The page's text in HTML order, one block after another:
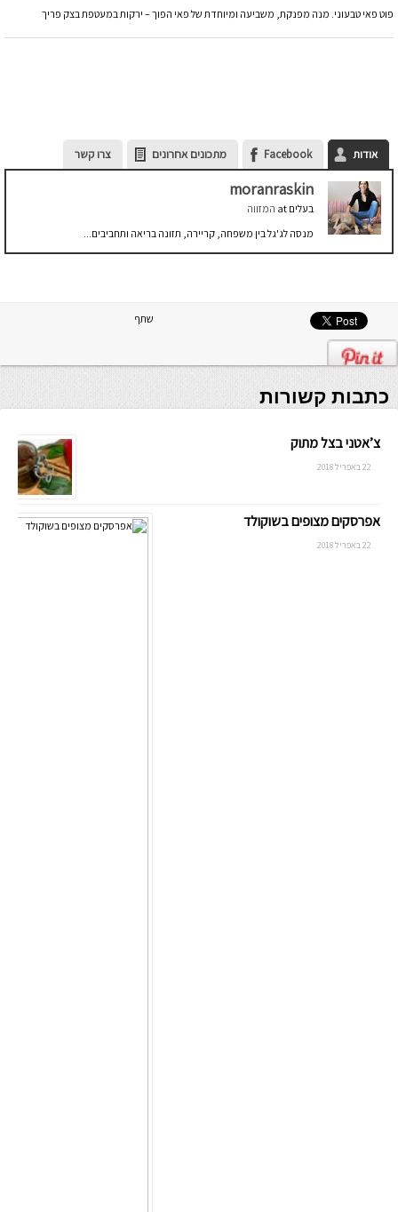
פוט פאי טבעוני. מנה מפנקת, משביעה ומיוחדת של פאי הפוך – ירקות במעטפת בצק פריך
אודות Facebook מתכונים אחרונים צרו קשר
moranraskin
בעלים
המזווה
מנסה לג'גל בין משפחה, קריירה, תזונה בריאה ותחביבים...
שתף
כתבות קשורות
צ’אטני בצל מתוק
22 באפריל 2018
אפרסקים מצופים בשוקולד
22 באפריל 2018